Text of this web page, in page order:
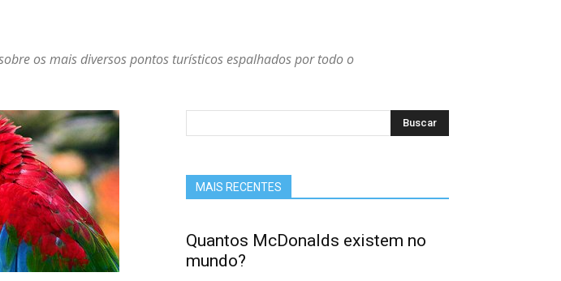
os mais diversos pontos turísticos espalhados por todo o
MAIS RECENTES
Quantos McDonalds existem no
mundo?